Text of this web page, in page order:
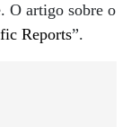
O artigo sobre o
Reports”.